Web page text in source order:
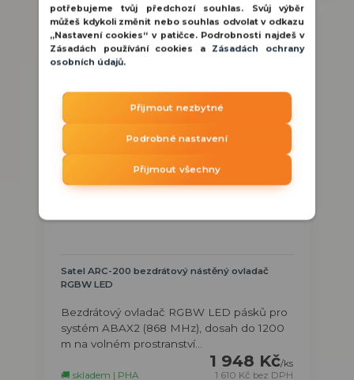
Satel ARC-200 bezdrátový nástěný ovladač
RGBW LED
Bezdrátový ovladač RGBW LED pásků pro
systém ABAX2 (868 MHz), dosah do 1200
m na volném prostranství...
1 948 Kč/ks
1 610 Kč bez DPH
🚚 skladem | PHA
potřebujeme tvůj předchozí souhlas. Svůj výběr
můžeš kdykoli změnit nebo souhlas odvolat v odkazu
„Nastavení cookies“ v patičce. Podrobnosti najdeš v
Zásadách používání cookies a Zásadách ochrany
osobních údajů.
Přijmout nezbytné
Podrobné nastavení
Přijmout všechny